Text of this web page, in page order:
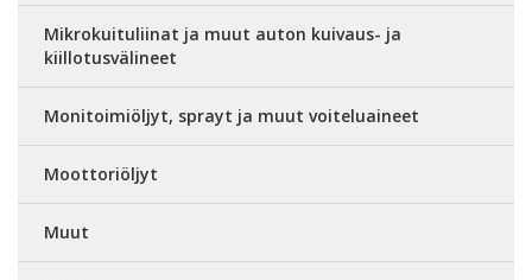
Mikrokuituliinat ja muut auton kuivaus- ja
kiillotusvälineet
Monitoimiöljyt, sprayt ja muut voiteluaineet
Moottoriöljyt
Muut